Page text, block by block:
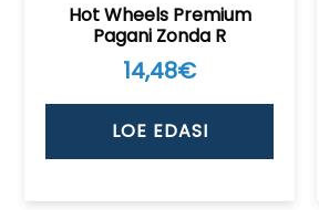
Hot Wheels Premium
Pagani Zonda R
14,48€
LOE EDASI